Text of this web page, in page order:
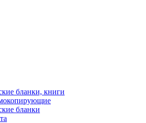
бланки, книги
бланки